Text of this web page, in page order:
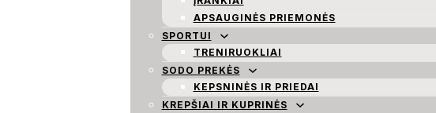
APSAUGINĖS PRIEMONĖS
SPORTUI
TRENIRUOKLIAI
SODO PREKĖS
KEPSNINĖS IR PRIEDAI
KREPŠIAI IR KUPRINĖS